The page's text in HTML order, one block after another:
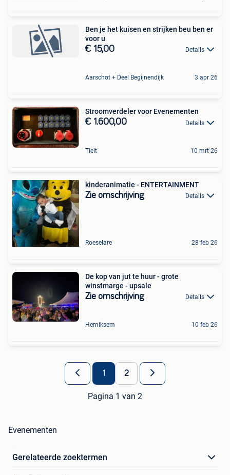
Ben je het kuisen en strijken beu ben er
voor u
€ 15,00 Details
Aarschot + Deel Begijnendijk 3 apr 26
Stroomverdeler voor Evenementen
€ 1.600,00 Details
Tielt 10 mrt 26
kinderanimatie - ENTERTAINMENT
Zie omschrijving Details
Roeselare 28 feb 26
De kop van jut te huur - grote
winstmarge - upsale
Zie omschrijving Details
Hemiksem 10 feb 26
1 2
Pagina 1 van 2
Evenementen
Gerelateerde zoektermen